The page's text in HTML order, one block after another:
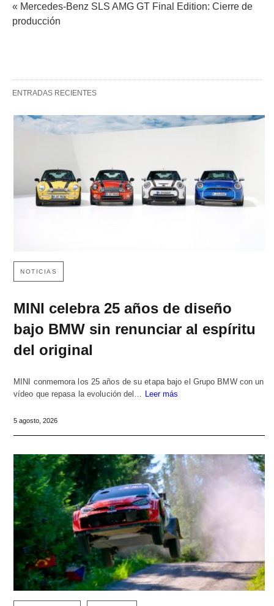
« Mercedes-Benz SLS AMG GT Final Edition: Cierre de
producción
ENTRADAS RECIENTES
NOTICIAS
MINI celebra 25 años de diseño
bajo BMW sin renunciar al espíritu
del original
MINI conmemora los 25 años de su etapa bajo el Grupo BMW con un
vídeo que repasa la evolución del…
Leer más
5 agosto, 2026